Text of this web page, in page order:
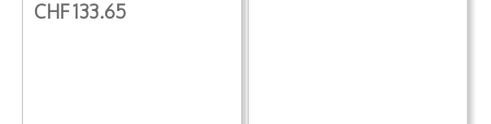
CHF 133.65